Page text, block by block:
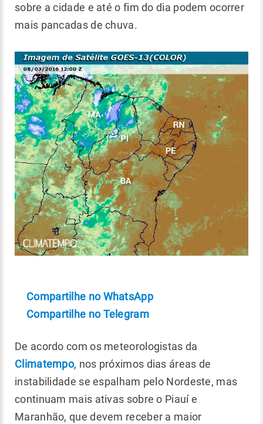
sobre a cidade e até o fim do dia podem ocorrer
mais pancadas de chuva.
Compartilhe no WhatsApp
Compartilhe no Telegram
De acordo com os meteorologistas da
Climatempo, nos próximos dias áreas de
instabilidade se espalham pelo Nordeste, mas
continuam mais ativas sobre o Piauí e
Maranhão, que devem receber a maior